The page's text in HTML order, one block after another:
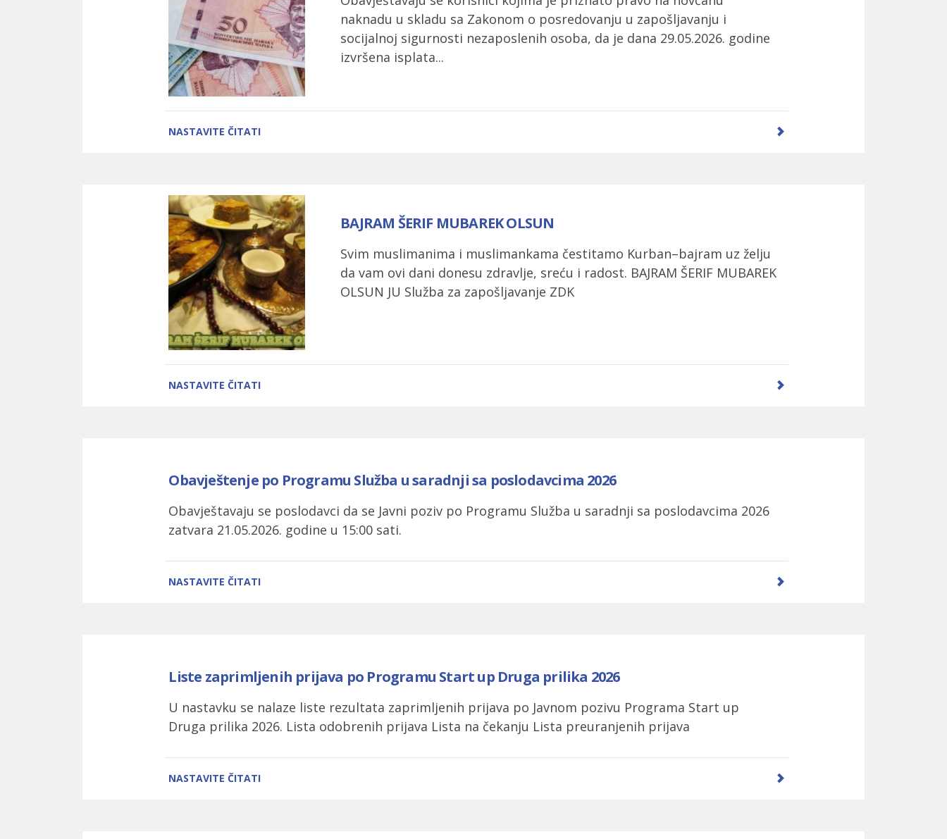
naknadu u skladu sa Zakonom o posredovanju u zapošljavanju i
socijalnoj sigurnosti nezaposlenih osoba, da je dana 29.05.2026. godine
izvršena isplata...
NASTAVITE ČITATI
BAJRAM ŠERIF MUBAREK OLSUN
Svim muslimanima i muslimankama čestitamo Kurban–bajram uz želju
da vam ovi dani donesu zdravlje, sreću i radost. BAJRAM ŠERIF MUBAREK
OLSUN JU Služba za zapošljavanje ZDK
NASTAVITE ČITATI
Obavještenje po Programu Služba u saradnji sa poslodavcima 2026
Obavještavaju se poslodavci da se Javni poziv po Programu Služba u saradnji sa poslodavcima 2026
zatvara 21.05.2026. godine u 15:00 sati.
NASTAVITE ČITATI
Liste zaprimljenih prijava po Programu Start up Druga prilika 2026
U nastavku se nalaze liste rezultata zaprimljenih prijava po Javnom pozivu Programa Start up
Druga prilika 2026. Lista odobrenih prijava Lista na čekanju Lista preuranjenih prijava
NASTAVITE ČITATI